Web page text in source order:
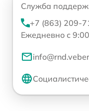
Служба
+7 (863) 209-
Ежедневно с